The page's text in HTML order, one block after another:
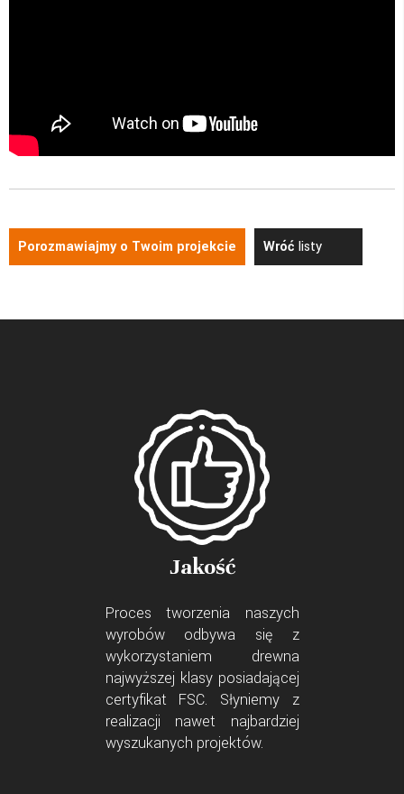
Porozmawiajmy o Twoim projekcie Wróć listy
Jakość
Proces tworzenia naszych
wyrobów odbywa się z
wykorzystaniem drewna
najwyższej klasy posiadającej
certyfikat FSC. Słyniemy z
realizacji nawet najbardziej
wyszukanych projektów.